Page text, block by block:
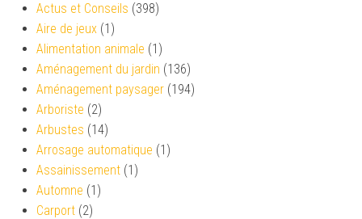
Actus et Conseils (398)
Aire de jeux (1)
Alimentation animale (1)
Aménagement du jardin (136)
Aménagement paysager (194)
Arboriste (2)
Arbustes (14)
Arrosage automatique (1)
Assainissement (1)
Automne (1)
Carport (2)